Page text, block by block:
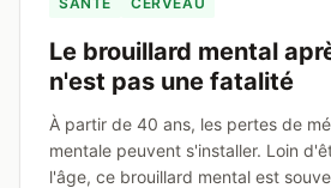
Le brouillard mental
n'est pas une fatalité
À partir de 40 ans, les pertes de
mentale peuvent s'installer. Loin
l'âge, ce brouillard mental est